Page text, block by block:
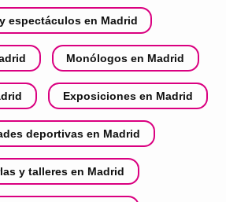
espectáculos en Madrid
Monólogos en Madrid
Exposiciones en Madrid
deportivas en Madrid
y talleres en Madrid